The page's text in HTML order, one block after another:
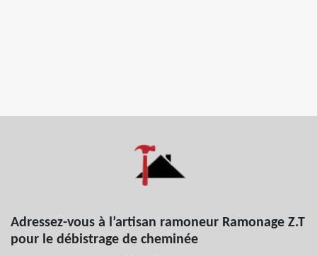
Adressez-vous à l’artisan ramoneur Ramonage Z.T
pour le débistrage de cheminée